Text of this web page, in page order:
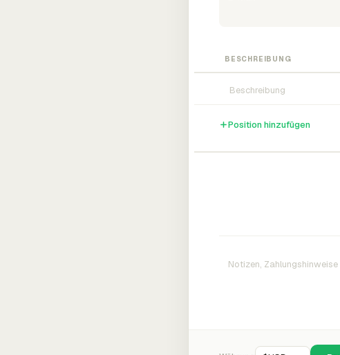
BESCHREIBUNG
Position hinzufügen